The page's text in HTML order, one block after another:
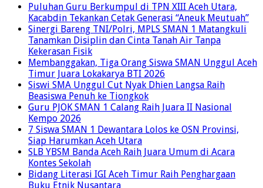
Puluhan Guru Berkumpul di TPN XIII Aceh Utara,
Kacabdin Tekankan Cetak Generasi “Aneuk Meutuah”
Sinergi Bareng TNI/Polri, MPLS SMAN 1 Matangkuli
Tanamkan Disiplin dan Cinta Tanah Air Tanpa
Kekerasan Fisik
Membanggakan, Tiga Orang Siswa SMAN Unggul Aceh
Timur Juara Lokakarya BTI 2026
Siswi SMA Unggul Cut Nyak Dhien Langsa Raih
Beasiswa Penuh ke Tiongkok
Guru PJOK SMAN 1 Calang Raih Juara II Nasional
Kempo 2026
7 Siswa SMAN 1 Dewantara Lolos ke OSN Provinsi,
Siap Harumkan Aceh Utara
SLB YBSM Banda Aceh Raih Juara Umum di Acara
Kontes Sekolah
Bidang Literasi IGI Aceh Timur Raih Penghargaan
Buku Etnik Nusantara